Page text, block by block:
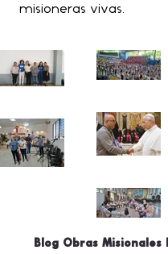
misioneras vivas.
Blog Obras Misionales